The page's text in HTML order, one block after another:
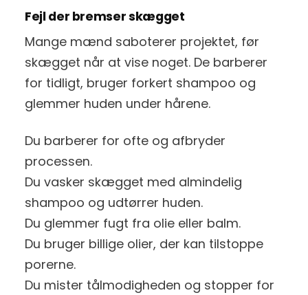
Fejl der bremser skægget
Mange mænd saboterer projektet, før
skægget når at vise noget. De barberer
for tidligt, bruger forkert shampoo og
glemmer huden under hårene.
Du barberer for ofte og afbryder
processen.
Du vasker skægget med almindelig
shampoo og udtørrer huden.
Du glemmer fugt fra olie eller balm.
Du bruger billige olier, der kan tilstoppe
porerne.
Du mister tålmodigheden og stopper for